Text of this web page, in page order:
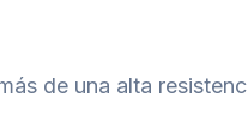
de una alta